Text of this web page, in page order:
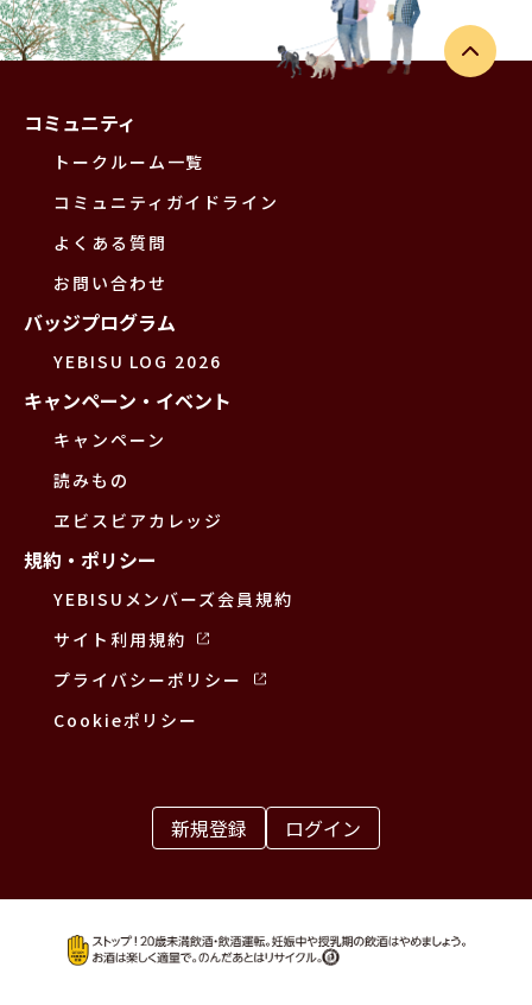
コミュニティ
トークルーム一覧
コミュニティガイドライン
よくある質問
お問い合わせ
バッジプログラム
YEBISU LOG 2026
キャンペーン・イベント
キャンペーン
読みもの
ヱビスビアカレッジ
規約・ポリシー
YEBISUメンバーズ会員規約
サイト利用規約
プライバシーポリシー
Cookieポリシー
新規登録 ログイン